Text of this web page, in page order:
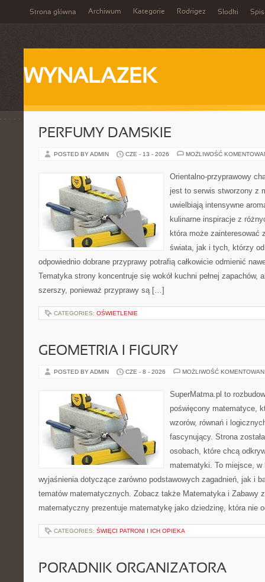
Strona główna Archiwum Kategorie Rodrigez Słodki Spis
WYNALAZEK
PERFUMY DAMSKIE
POSTED BY ADMIN CZE - 13 - 2026 MOŻLIWOŚĆ
Orientalno-przyprawowy
jest to serwis stworzony z
uwielbiają intensywne
kulinarne inspiracje z
która może zainteresować
świata, jak i tych, którzy
odpowiednio dobrane przyprawy potrafią całkowicie odmienić
Tematyka strony koncentruje się wokół kuchni pełnej zapachów,
szerszy, ponieważ przyprawy są […]
CATEGORIES: OŚWIETLENIE
GEOMETRIA I FIGURY
POSTED BY ADMIN CZE - 8 - 2026 MOŻLIWOŚĆ
SuperMatma.pl to
poświęcony matematyce,
wzorów, równań i
fascynujący. Strona
osobach, które chcą
matematyki. To miejsce,
wyjaśnienia dotyczące zarówno podstawowych zagadnień, jak i
tematów matematycznych. Zobacz także Matematyka i Zabawy
matematyczny prezentuje matematykę jako dziedzinę, która nie
CATEGORIES: ŚWIĘCI PATRONI I ICH OPIEKA
PORADNIK ORGANIZATORA